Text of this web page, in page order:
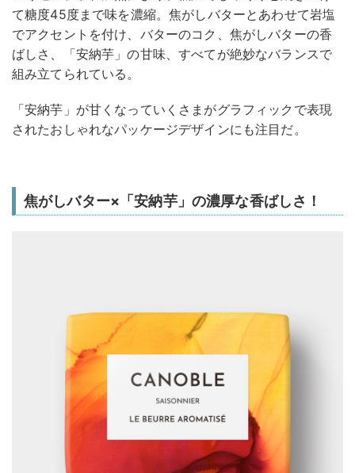
て糖度45度まで味を濃縮。焦がしバターとあわせて岩塩
でアクセントを付け、バターのコク、焦がしバターの香
ばしさ、「安納芋」の甘味、すべてが絶妙なバランスで
組み立てられている。
「安納芋」が甘くなっていくさまがグラフィックで表現
されたおしゃれなパッケージデザインにも注目だ。
焦がしバター×「安納芋」の濃厚な香ばしさ！